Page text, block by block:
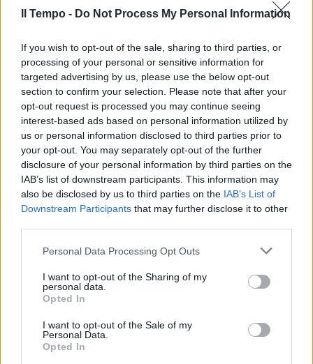
Il Tempo - Do Not Process My Personal Information
If you wish to opt-out of the sale, sharing to third parties, or
processing of your personal or sensitive information for
targeted advertising by us, please use the below opt-out
section to confirm your selection. Please note that after your
opt-out request is processed you may continue seeing
interest-based ads based on personal information utilized by
us or personal information disclosed to third parties prior to
your opt-out. You may separately opt-out of the further
disclosure of your personal information by third parties on the
IAB’s list of downstream participants. This information may
also be disclosed by us to third parties on the IAB’s List of
Downstream Participants that may further disclose it to other
Personal Data Processing Opt Outs
I want to opt-out of the Sharing of my
personal data.
Opted In
I want to opt-out of the Sale of my
Personal Data.
Opted In